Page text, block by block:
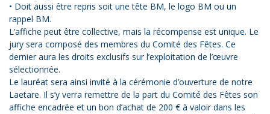
• Doit aussi être repris soit une tête BM, le logo BM ou un
rappel BM.
L’affiche peut être collective, mais la récompense est unique. Le
jury sera composé des membres du Comité des Fêtes. Ce
dernier aura les droits exclusifs sur l’exploitation de l’œuvre
sélectionnée.
Le lauréat sera ainsi invité à la cérémonie d’ouverture de notre
Laetare. Il s’y verra remettre de la part du Comité des Fêtes son
affiche encadrée et un bon d’achat de 200 € à valoir dans les